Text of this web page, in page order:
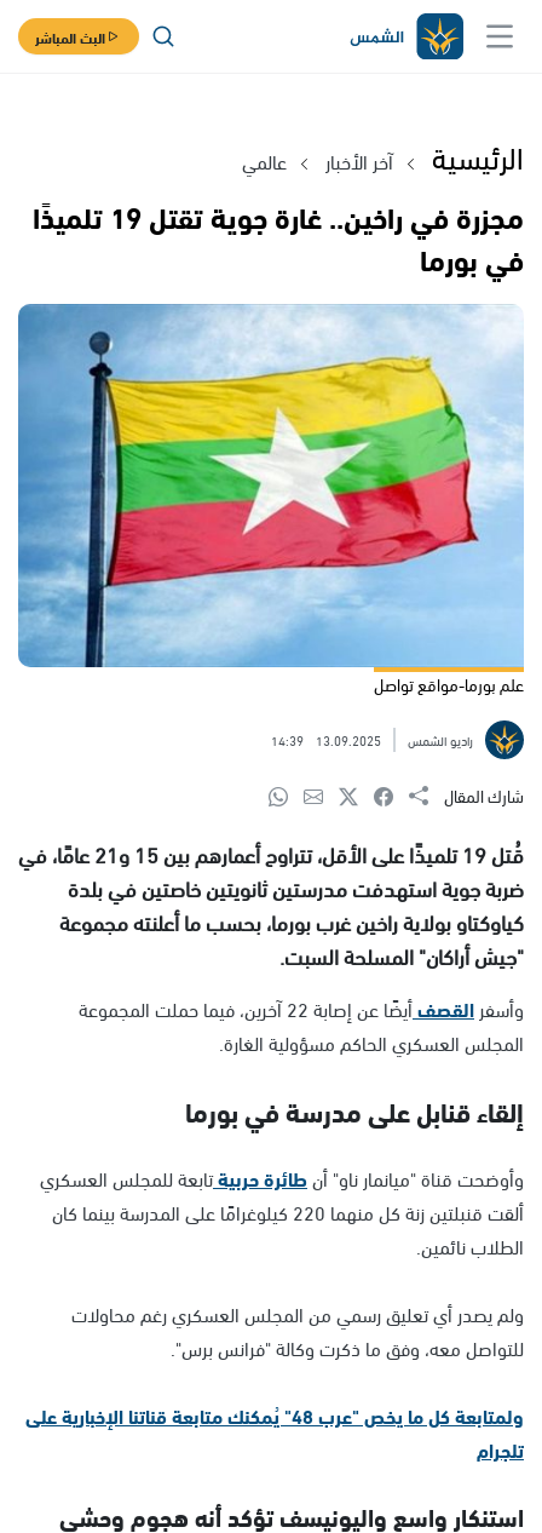
البث المباشر
الرئيسية آخر الأخبار عالمي
مجزرة في راخين.. غارة جوية تقتل 19 تلميذًا
في بورما
علم بورما-مواقع تواصل
راديو الشمس 13.09.2025
14:39
شارك المقال
قُتل 19 تلميذًا على الأقل، تتراوح أعمارهم بين 15 و21 عامًا، في
ضربة جوية استهدفت مدرستين ثانويتين خاصتين في بلدة
كياوكتاو بولاية راخين غرب بورما، بحسب ما أعلنته مجموعة
"جيش أراكان" المسلحة السبت.
وأسفرالقصف
أيضًا عن إصابة 22 آخرين، فيما حملت المجموعة
المجلس العسكري الحاكم مسؤولية الغارة.
إلقاء قنابل على مدرسة في بورما
وأوضحت قناة "ميانمار ناو" أنطائرة حربيةتابعة للمجلس العسكري
ألقت قنبلتين زنة كل منهما 220 كيلوغرامًا على المدرسة بينما كان
الطلاب نائمين.
ولم يصدر أي تعليق رسمي من المجلس العسكري رغم محاولات
للتواصل معه، وفق ما ذكرت وكالة "فرانس برس".
ولمتابعة كل ما يخص "عرب 48" يُمكنك متابعة قناتنا الإخبارية على
تلجرام
استنكار واسع واليونيسف تؤكد أنه هجوم وحشي